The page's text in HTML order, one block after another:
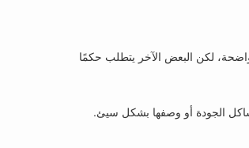
لكن البعض الآخر يتطلب حكمًا
الجودة أو وصفها بشكل سيئ.